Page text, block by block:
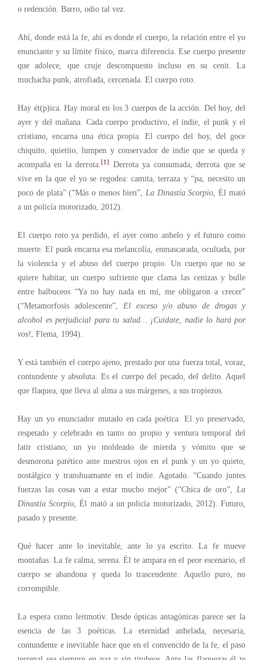
o redención. Barro, odio tal vez.
Ahí, donde está la fe, ahí es donde el cuerpo, la relación entre el yo
enunciante y su límite físico, marca diferencia. Ese cuerpo presente
que adolece, que cruje descompuesto incluso en su cenit. La
muchacha punk, atrofiada, cercenada. El cuerpo roto.
Hay ét(p)ica. Hay moral en los 3 cuerpos de la acción. Del hoy, del
ayer y del mañana. Cada cuerpo productivo, el indie, el punk y el
cristiano, encarna una ética propia. El cuerpo del hoy, del goce
chiquito, quietito, lumpen y conservador de indie que se queda y
acompaña en la derrota.[1]
Derrota ya consumada, derrota que se
vive en la que el yo se regodea: camita, terraza y “pa, necesito un
poco de plata” (“Más o menos bien”, La Dinastía Scorpio, Él mató
a un policía motorizado, 2012).
El cuerpo roto ya perdido, el ayer como anhelo y el futuro como
muerte. El punk encarna esa melancolía, enmascarada, ocultada, por
la violencia y el abuso del cuerpo propio. Un cuerpo que no se
quiere habitar, un cuerpo sufriente que clama las cenizas y bulle
entre balbuceos “Ya no hay nada en mí, me obligaron a crecer”
(“Metamorfosis adolescente”, El exceso y/o abuso de drogas y
alcohol es perjudicial para tu salud… ¡Cuidate, nadie lo hará por
vos!, Flema, 1994).
Y está también el cuerpo ajeno, prestado por una fuerza total, voraz,
contundente y absoluta. Es el cuerpo del pecado, del delito. Aquel
que flaquea, que lleva al alma a sus márgenes, a sus tropiezos.
Hay un yo enunciador mutado en cada poética. El yo preservado,
respetado y celebrado en tanto no propio y ventura temporal del
latir cristiano; un yo moldeado de mierda y vómito que se
desmorona patético ante nuestros ojos en el punk y un yo quieto,
nostálgico y transhuamante en el indie. Agotado. “Cuando juntes
fuerzas las cosas van a estar mucho mejor” (“Chica de oro”, La
Dinastía Scorpio, Él mató a un policía motorizado, 2012). Futuro,
pasado y presente.
Qué hacer ante lo inevitable, ante lo ya escrito. La fe mueve
montañas. La fe calma, serena. Él te ampara en el peor escenario, el
cuerpo se abandona y queda lo trascendente. Aquello puro, no
corrompible.
La espera como leitmotiv. Desde ópticas antagónicas parece ser la
esencia de las 3 poéticas. La eternidad anhelada, necesaria,
contundente e inevitable hace que en el convencido de la fe, el paso